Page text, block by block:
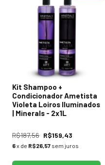
Kit Shampoo +
Condicionador Ametista
Violeta Loiros Iluminados
| Minerals - 2x1L
R$187,56 R$159,43
6x de R$26,57 sem juros